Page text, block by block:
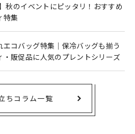
秋のイベントにピッタリ！おすすめ
特集
エコバッグ特集｜保冷バッグも揃う
・販促品に人気のプレントシリーズ
ちコラム一覧